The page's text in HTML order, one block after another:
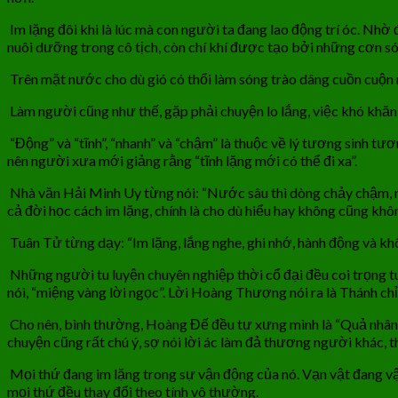
Im lặng đôi khi là lúc mà con người ta đang lao động trí óc.
nuôi dưỡng trong cô tịch, còn chí khí được tạo bởi những cơn
Trên mặt nước cho dù gió có thổi làm sóng trào dâng cuồn
Làm người cũng như thế, gặp phải chuyện lo lắng, việc khó
“Động” và “tĩnh”, “nhanh” và “chậm” là thuộc về lý tương sinh
nên người xưa mới giảng rằng “tĩnh lặng mới có thể đi xa”.
Nhà văn Hải Minh Uy từng nói: “Nước sâu thì dòng chảy chậm,
cả đời học cách im lặng, chính là cho dù hiểu hay không cũng
Tuân Tử từng dạy: “Im lặng, lắng nghe, ghi nhớ, hành động và
Những người tu luyện chuyên nghiệp thời cổ đại đều coi trọng
nói, “miệng vàng lời ngọc”. Lời Hoàng Thượng nói ra là Thánh
Cho nên, bình thường, Hoàng Đế đều tự xưng mình là “Quả
chuyện cũng rất chú ý, sợ nói lời ác làm đả thương người khác,
Mọi thứ đang im lặng trong sự vận động của nó. Vạn vật đang
mọi thứ đều thay đổi theo tính vô thường.